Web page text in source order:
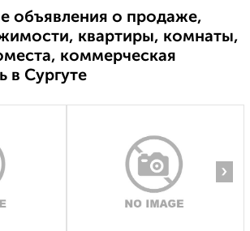
объявления о продаже,
квартиры, комнаты,
коммерческая
в Сургуте
›